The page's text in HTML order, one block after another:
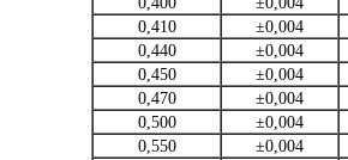
0,410
±0,004
0,440
±0,004
0,450
±0,004
0,470
±0,004
0,500
±0,004
0,550
±0,004